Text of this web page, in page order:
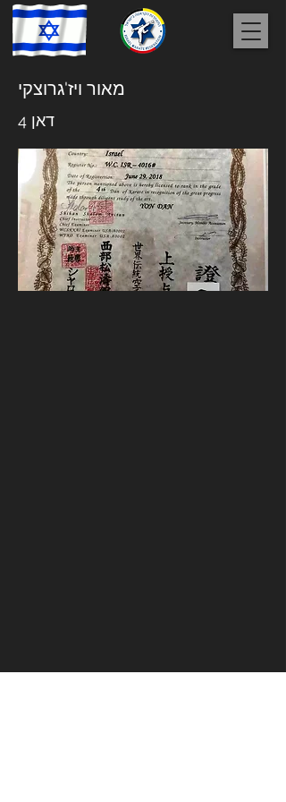
מאור ויז'גרוצקי
דאן 4